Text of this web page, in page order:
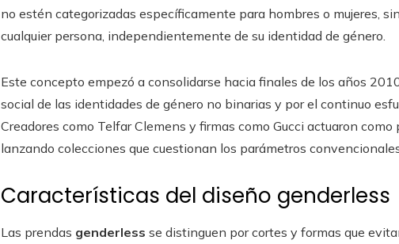
no estén categorizadas específicamente para hombres o mujeres,
cualquier persona, independientemente de su identidad de género.
Este concepto empezó a consolidarse hacia finales de los años
social de las identidades de género no binarias y por el continuo
Creadores como Telfar Clemens y firmas como Gucci actuaron
lanzando colecciones que cuestionan los parámetros
Características del diseño genderless
Las prendas genderless se distinguen por cortes y formas que